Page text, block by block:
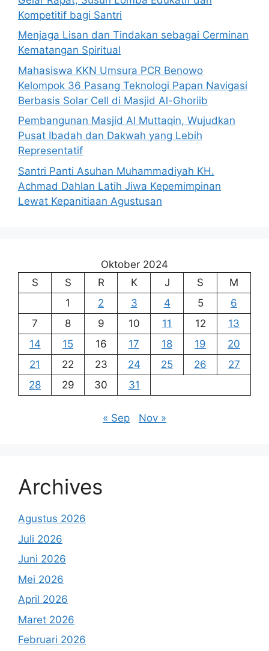
Kompetitif bagi Santri
Menjaga Lisan dan Tindakan sebagai Cerminan
Kematangan Spiritual
Mahasiswa KKN Umsura PCR Benowo
Kelompok 36 Pasang Teknologi Papan Navigasi
Berbasis Solar Cell di Masjid Al-Ghoriib
Pembangunan Masjid Al Muttaqin, Wujudkan
Pusat Ibadah dan Dakwah yang Lebih
Representatif
Santri Panti Asuhan Muhammadiyah KH.
Achmad Dahlan Latih Jiwa Kepemimpinan
Lewat Kepanitiaan Agustusan
Oktober 2024
S
S R K J S
M
1
2 3 4 5
6
7
8 9 10 11 12
13
14
15 16 17 18 19
20
21
22 23 24 25 26
27
28
29 30 31
« Sep Nov »
Archives
Agustus 2026
Juli 2026
Juni 2026
Mei 2026
April 2026
Maret 2026
Februari 2026